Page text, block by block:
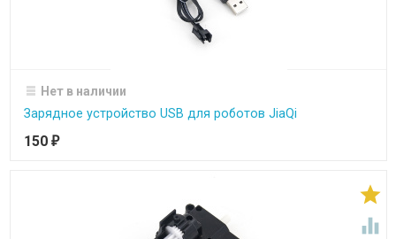
Нет в наличии
Зарядное устройство USB для роботов JiaQi
150 ₽

